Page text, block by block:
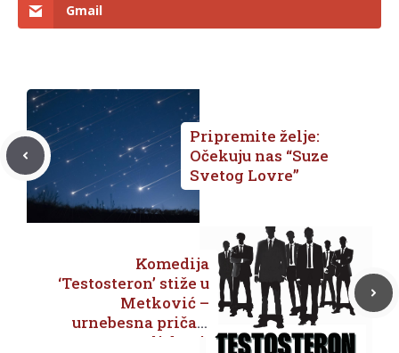
Gmail
Pripremite želje:
Očekuju nas “Suze
Svetog Lovre”
Komedija
‘Testosteron’ stiže u
Metković –
urnebesna priča o
ljubavi,